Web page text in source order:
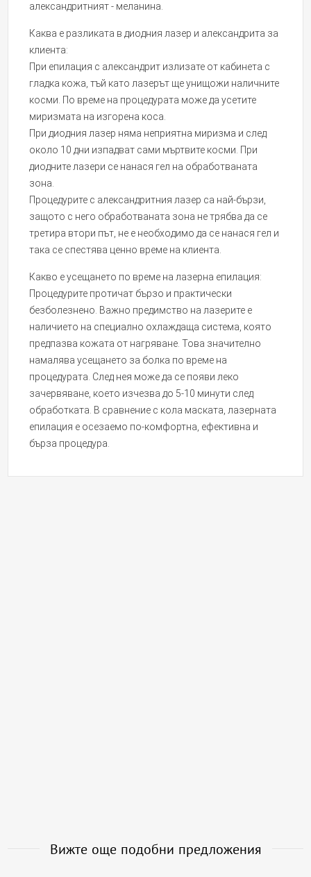
александритният - меланина.
Каква е разликата в диодния лазер и александрита за
клиента:
При епилация с александрит излизате от кабинета с
гладка кожа, тъй като лазерът ще унищожи наличните
косми. По време на процедурата може да усетите
миризмата на изгорена коса.
При диодния лазер няма неприятна миризма и след
около 10 дни изпадват сами мъртвите косми. При
диодните лазери се нанася гел на обработваната
зона.
Процедурите с александритния лазер са най-бързи,
защото с него обработваната зона не трябва да се
третира втори път, не е необходимо да се нанася гел и
така се спестява ценно време на клиента.
Какво е усещането по време на лазерна епилация:
Процедурите протичат бързо и практически
безболезнено. Важно предимство на лазерите е
наличието на специално охлаждаща система, която
предпазва кожата от нагряване. Това значително
намалява усещането за болка по време на
процедурата. След нея може да се появи леко
зачервяване, което изчезва до 5-10 минути след
обработката. В сравнение с кола маската, лазерната
епилация е осезаемо по-комфортна, ефективна и
бърза процедура.
Вижте още подобни предложения